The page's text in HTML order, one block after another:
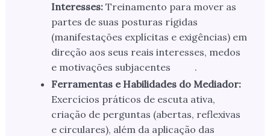
Interesses:Treinamento para mover as
partes de suas posturas rígidas
(manifestações explícitas e exigências) em
direção aos seus reais interesses, medos
e motivações subjacentes
.
Ferramentas e Habilidades do Mediador:
Exercícios práticos de escuta ativa,
criação de perguntas (abertas, reflexivas
e circulares), além da aplicação das